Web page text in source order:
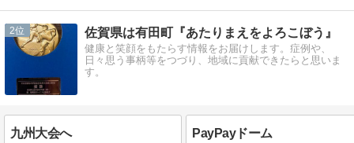
2 佐賀県は有田町『あたりまえをよろこぼう』
健康と笑顔をもたらす情報をお届けします。症例や、
日々思う事柄等をつづり、地域に貢献できたらと思いま
す。
九州大会へ PayPayドーム